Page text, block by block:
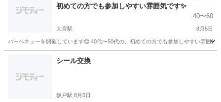
初めての方でも参加しやすい雰囲気です✨
40〜60
大宮駅 8月5日
バーベキューを開催しています😊 40代〜50代の、初めての方でも参加しやすい雰囲
大宮駅
シール交換
坂戸駅 8月5日